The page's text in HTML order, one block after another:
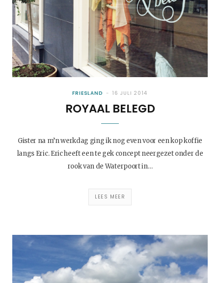
FRIESLAND 16 JULI 2014
ROYAAL BELEGD
Gister na m’n werkdag ging ik nog even voor een kop koffie
langs Eric. Eric heeft een te gek concept neergezet onder de
rook van de Waterpoort in…
LEES MEER